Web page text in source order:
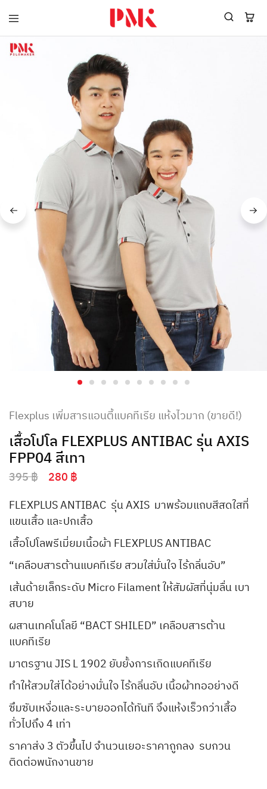
PMK
ผลิต
สินค้า
สร้าง
แบรนด์
เสื้อ
โปโล
ยูนิฟอร์ม
พร้อม
โลโก้
ผู้
เสื้อ
โปโล
ยูนิฟอร์ม
บริษัท
มาตรฐาน
ISO9001
และ
อุตสาหกรรม
สี
เขียว
ระดับ
Flexplus เพิ่มสารแอนตี้แบคทีเรีย แห้งไวมาก (ขายดี!)
เสื้อโปโล FLEXPLUS ANTIBAC รุ่น AXIS
FPP04 สีเทา
395฿ 280 ฿
FLEXPLUS ANTIBAC รุ่น AXIS มาพร้อมแถบสีสดใสที่
แขนเสื้อ และปกเสื้อ
เสื้อโปโลพรีเมี่ยมเนื้อผ้า FLEXPLUS ANTIBAC
“เคลือบสารต้านแบคทีเรีย สวมใส่มั่นใจ ไร้กลิ่นอับ”
เส้นด้ายเล็กระดับ Micro Filament ให้สัมผัสที่นุ่มลื่น เบา
สบาย
ผสานเทคโนโลยี “BACT SHILED” เคลือบสารต้าน
แบคทีเรีย
มาตรฐาน JIS L 1902 ยับยั้งการเกิดแบคทีเรีย
ทำให้สวมใส่ได้อย่างมั่นใจ ไร้กลิ่นอับ เนื้อผ้าทออย่างดี
ซึมซับเหงื่อและระบายออกได้ทันที จึงแห้งเร็วกว่าเสื้อ
ทั่วไปถึง 4 เท่า
ราคาส่ง 3 ตัวขึ้นไป จำนวนเยอะราคาถูกลง รบกวน
ติดต่อพนักงานขาย